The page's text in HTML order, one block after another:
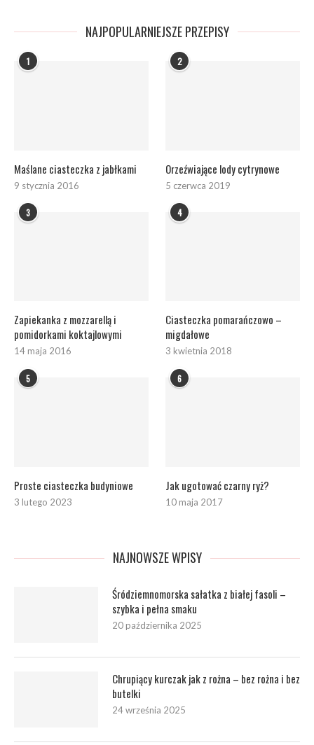
NAJPOPULARNIEJSZE PRZEPISY
1
Maślane ciasteczka z jabłkami
9 stycznia 2016
2
Orzeźwiające lody cytrynowe
5 czerwca 2019
3
Zapiekanka z mozzarellą i
pomidorkami koktajlowymi
14 maja 2016
4
Ciasteczka pomarańczowo –
migdałowe
3 kwietnia 2018
5
Proste ciasteczka budyniowe
3 lutego 2023
6
Jak ugotować czarny ryż?
10 maja 2017
NAJNOWSZE WPISY
Śródziemnomorska sałatka z białej fasoli –
szybka i pełna smaku
20 października 2025
Chrupiący kurczak jak z rożna – bez rożna i bez
butelki
24 września 2025